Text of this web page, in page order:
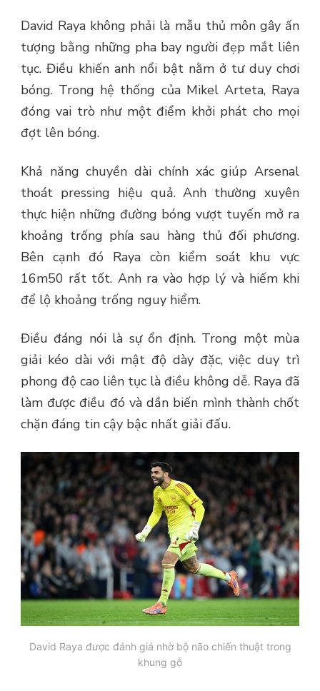
David Raya không phải là mẫu thủ môn gây ấn
tượng bằng những pha bay người đẹp mắt liên
tục. Điều khiến anh nổi bật nằm ở tư duy chơi
bóng. Trong hệ thống của Mikel Arteta, Raya
đóng vai trò như một điểm khởi phát cho mọi
đợt lên bóng.
Khả năng chuyền dài chính xác giúp Arsenal
thoát pressing hiệu quả. Anh thường xuyên
thực hiện những đường bóng vượt tuyến mở ra
khoảng trống phía sau hàng thủ đối phương.
Bên cạnh đó Raya còn kiểm soát khu vực
16m50 rất tốt. Anh ra vào hợp lý và hiếm khi
để lộ khoảng trống nguy hiểm.
Điều đáng nói là sự ổn định. Trong một mùa
giải kéo dài với mật độ dày đặc, việc duy trì
phong độ cao liên tục là điều không dễ. Raya đã
làm được điều đó và dần biến mình thành chốt
chặn đáng tin cậy bậc nhất giải đấu.
David Raya được đánh giá nhờ bộ não chiến thuật trong
khung gỗ